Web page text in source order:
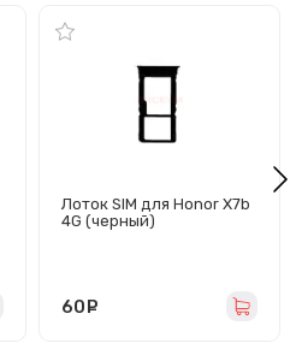
Лоток SIM для Honor X7b
4G (черный)
60